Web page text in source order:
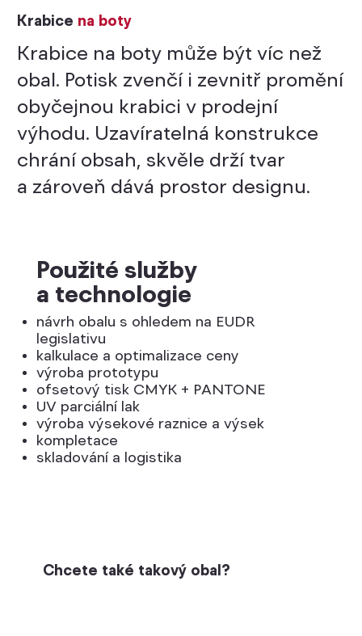
Krabice na boty
Krabice na boty může být víc než
obal. Potisk zvenčí i zevnitř promění
obyčejnou krabici v prodejní
výhodu. Uzavíratelná konstrukce
chrání obsah, skvěle drží tvar
a zároveň dává prostor designu.
Použité služby
a technologie
návrh obalu s ohledem na EUDR
legislativu
kalkulace a optimalizace ceny
výroba prototypu
ofsetový tisk CMYK + PANTONE
UV parciální lak
výroba výsekové raznice a výsek
kompletace
skladování a logistika
Chcete také takový obal?